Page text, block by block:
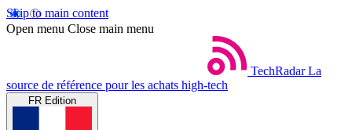
Skip to main content
Open menu Close main menu
TechRadar La
source de référence pour les achats high-tech
FR Edition